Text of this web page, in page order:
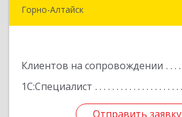
Горно-Алтайск
Клиентов на сопровождении
1С:Специалист
Отправить заявку
Отправить заявку